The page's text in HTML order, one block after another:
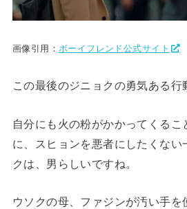
画像引用： ボーイフレンド公式サイト
この最後のジニョクの勇気ある行
自分にも火の粉がかかってくる
に、スヒョンを悪者にしたくない
クは、男らしいですね。
ウソクの母、ファジンが汚い手を